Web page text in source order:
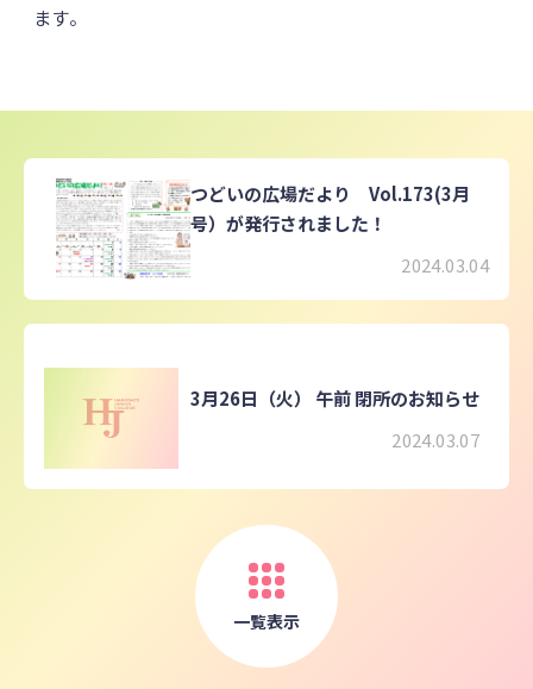
ます。
つどいの広場だより Vol.173(3月
号）が発行されました！
2024.03.04
3月26日（火） 午前 閉所のお知らせ
2024.03.07
一覧表示